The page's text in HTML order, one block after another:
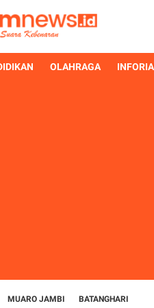
OLAHRAGA
MUARO JAMBI BATANGHARI